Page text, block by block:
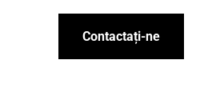
Contactați-ne